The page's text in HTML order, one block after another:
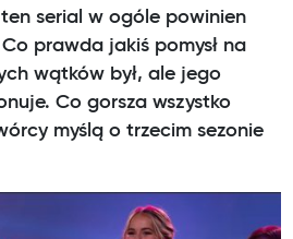
ten serial w ogóle powinien
prawda jakiś pomysł na
wątków był, ale jego
Co gorsza wszystko
myślą o trzecim sezonie